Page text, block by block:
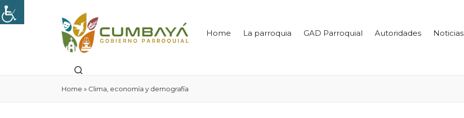
Home La parroquia GAD Parroquial Autoridades Noticias
Home » Clima, economía y demografía